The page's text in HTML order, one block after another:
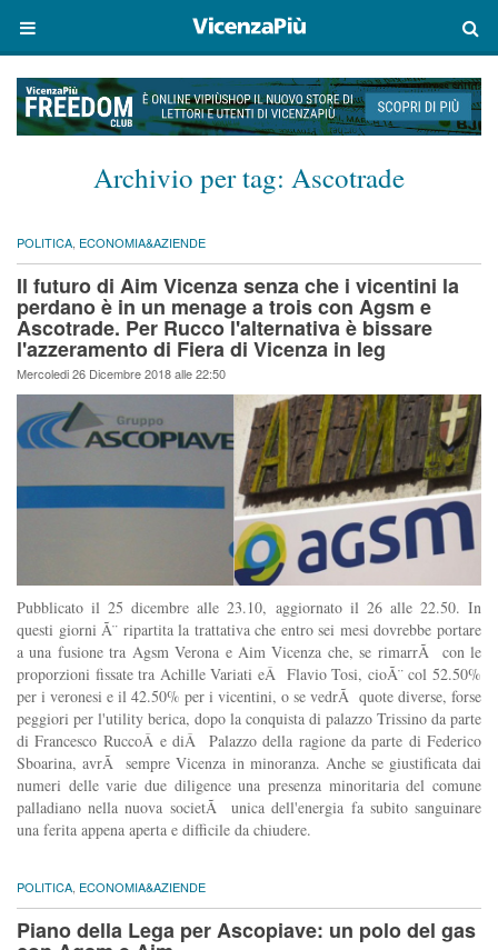
Archivio per tag: Ascotrade
POLITICA, ECONOMIA&AZIENDE
Il futuro di Aim Vicenza senza che i vicentini la
perdano è in un menage a trois con Agsm e
Ascotrade. Per Rucco l'alternativa è bissare
l'azzeramento di Fiera di Vicenza in Ieg
Mercoledi 26 Dicembre 2018 alle 22:50
Pubblicato il 25 dicembre alle 23.10, aggiornato il 26 alle 22.50. In
questi giorni Ã¨ ripartita la trattativa che entro sei mesi dovrebbe portare
a una fusione tra Agsm Verona e Aim Vicenza che, se rimarrÃ con le
proporzioni fissate tra Achille Variati eÂ Flavio Tosi, cioÃ¨ col 52.50%
per i veronesi e il 42.50% per i vicentini, o se vedrÃ quote diverse, forse
peggiori per l'utility berica, dopo la conquista di palazzo Trissino da parte
di Francesco RuccoÂ e diÂ Palazzo della ragione da parte di Federico
Sboarina, avrÃ sempre Vicenza in minoranza. Anche se giustificata dai
numeri delle varie due diligence una presenza minoritaria del comune
palladiano nella nuova societÃ unica dell'energia fa subito sanguinare
una ferita appena aperta e difficile da chiudere.
POLITICA ECONOMIA&AZIENDE
Piano della Lega per Ascopiave: un polo del gas